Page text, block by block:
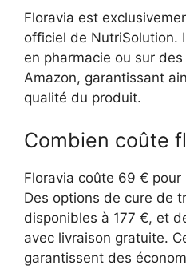
Floravia est
officiel de NutriSolution.
en pharmacie ou sur
Amazon, garantissant
qualité du produit.
Combien coûte
Floravia coûte 69 €
Des options de cure de
disponibles à 177 €, et
avec livraison gratuite.
garantissent des